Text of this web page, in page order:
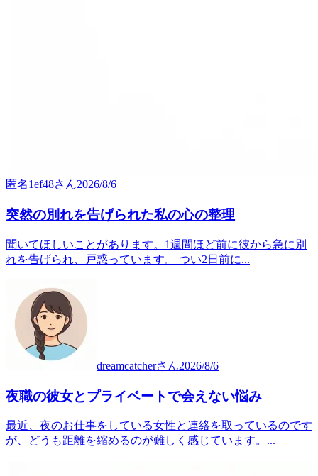
匿名1ef48さん2026/8/6
突然の別れを告げられた私の心の整理
聞いてほしいことがあります。1週間ほど前に彼から急に別
れを告げられ、戸惑っています。 つい2日前に...
dreamcatcherさん2026/8/6
夜職の彼女とプライベートで会えない悩み
最近、夜のお仕事をしている女性と連絡を取っているのです
が、どうも距離を縮めるのが難しく感じています。...